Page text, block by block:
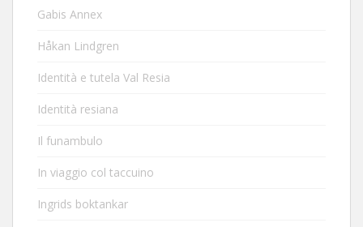
Gabis Annex
Håkan Lindgren
Identità e tutela Val Resia
Identità resiana
Il funambulo
In viaggio col taccuino
Ingrids boktankar